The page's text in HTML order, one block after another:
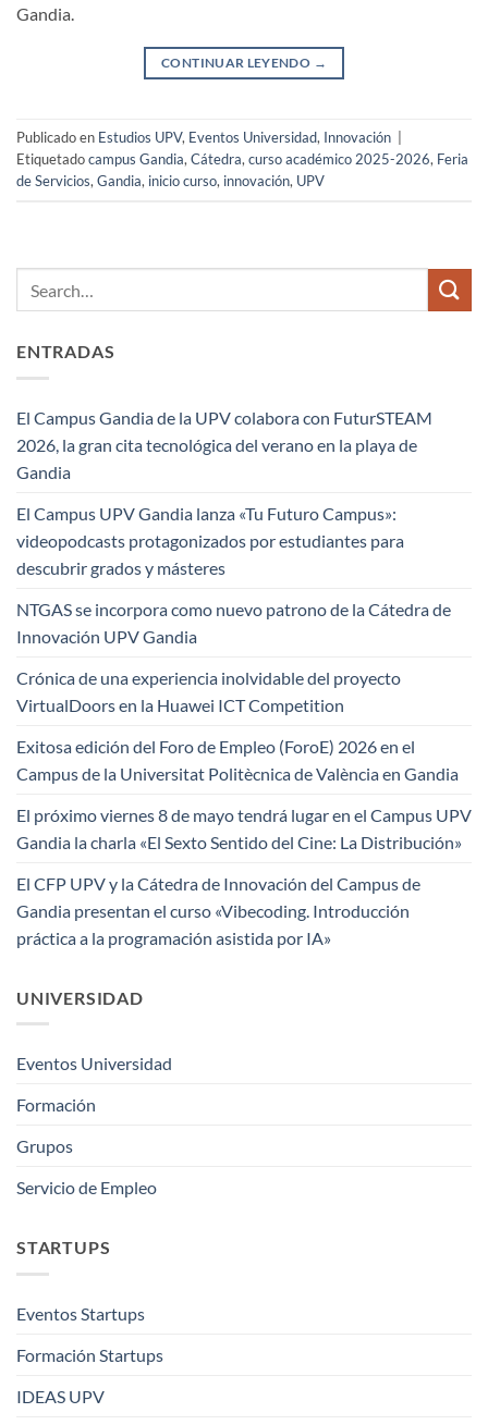
Gandia.
CONTINUAR LEYENDO →
Publicado en Estudios UPV, Eventos Universidad, Innovación
Etiquetadocampus Gandia,Cátedra,curso académico 2025-2026, Feria
de Servicios,Gandia, inicio curso, innovación, UPV
ENTRADAS
El Campus Gandia de la UPV colabora con FuturSTEAM
2026, la gran cita tecnológica del verano en la playa de
Gandia
El Campus UPV Gandia lanza «Tu Futuro Campus»:
videopodcasts protagonizados por estudiantes para
descubrir grados y másteres
NTGAS se incorpora como nuevo patrono de la Cátedra de
Innovación UPV Gandia
Crónica de una experiencia inolvidable del proyecto
VirtualDoors en la Huawei ICT Competition
Exitosa edición del Foro de Empleo (ForoE) 2026 en el
Campus de la Universitat Politècnica de València en Gandia
El próximo viernes 8 de mayo tendrá lugar en el Campus UPV
Gandia la charla «El Sexto Sentido del Cine: La Distribución»
El CFP UPV y la Cátedra de Innovación del Campus de
Gandia presentan el curso «Vibecoding. Introducción
práctica a la programación asistida por IA»
UNIVERSIDAD
Eventos Universidad
Formación
Grupos
Servicio de Empleo
STARTUPS
Eventos Startups
Formación Startups
IDEAS UPV